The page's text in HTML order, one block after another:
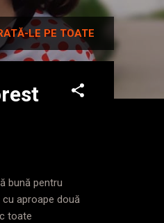
LE PE TOATE
bună pentru
aproape două
toate